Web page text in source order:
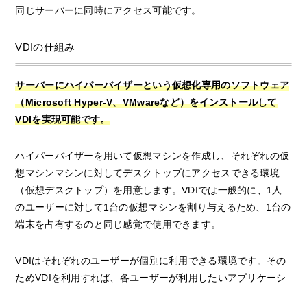
同じサーバーに同時にアクセス可能です。
VDIの仕組み
サーバーにハイパーバイザーという仮想化専用のソフトウェア
（Microsoft Hyper-V、VMwareなど）をインストールして
VDIを実現可能です。
ハイパーバイザーを用いて仮想マシンを作成し、それぞれの仮
想マシンマシンに対してデスクトップにアクセスできる環境
（仮想デスクトップ）を用意します。VDIでは一般的に、1人
のユーザーに対して1台の仮想マシンを割り与えるため、1台の
端末を占有するのと同じ感覚で使用できます。
VDIはそれぞれのユーザーが個別に利用できる環境です。その
ためVDIを利用すれば、各ユーザーが利用したいアプリケーシ